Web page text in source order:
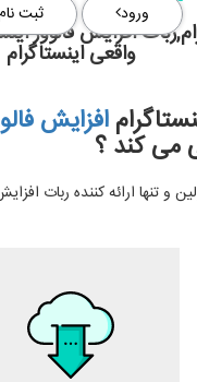
ورود ثبت
افزایش فالوور
واقعی اینستاگرام
افزایش
می کند ؟
و تنها ارائه کننده ربات